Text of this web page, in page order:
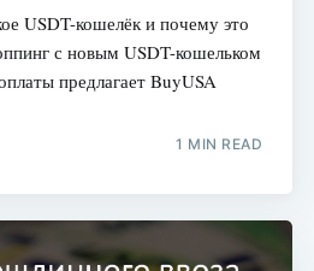
USDT-кошелёк и почему это
с новым USDT-кошельком
предлагает BuyUSA
1 MIN READ